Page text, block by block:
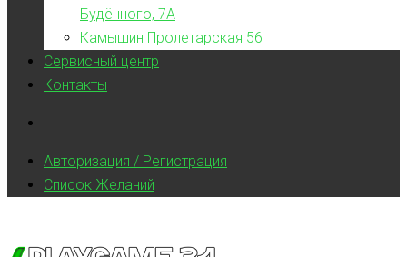
Будённого, 7А
Камышин Пролетарская 56
Сервисный центр
Контакты
Авторизация / Регистрация
Список Желаний